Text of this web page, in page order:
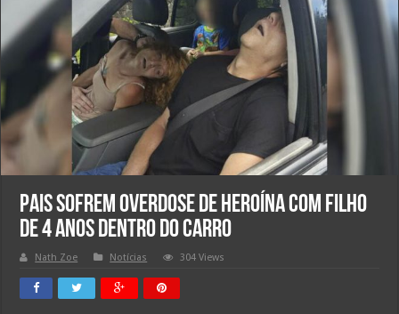
Pais sofrem overdose de heroína com filho
de 4 anos dentro do carro
Nath Zoe Notícias 304 Views